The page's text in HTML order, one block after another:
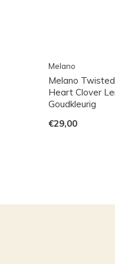
Melano
Melano
Heart Clover
Goudkleurig
€29,00